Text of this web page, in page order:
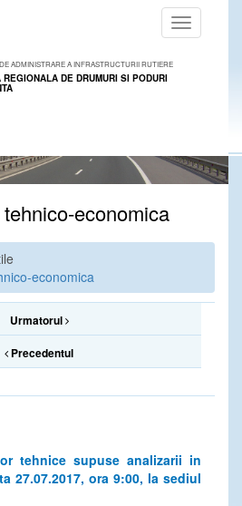
Toggle
navigation
ADMINISTRARE A INFRASTRUCTURII RUTIERE
REGIONALA DE DRUMURI SI PODURI
economica
economica
Urmatorul
Precedentul
tehnice supuse analizarii in
27.07.2017, ora 9:00, la sediul